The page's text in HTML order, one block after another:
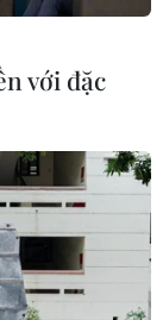
với đặc